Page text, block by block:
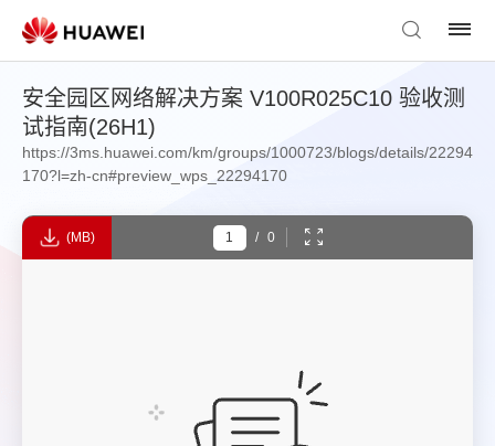
安全园区网络解决方案 V100R025C10 验收测
试指南(26H1)
https://3ms.huawei.com/km/groups/1000723/blogs/details/22294
170?l=zh-cn#preview_wps_22294170
(MB) / 0